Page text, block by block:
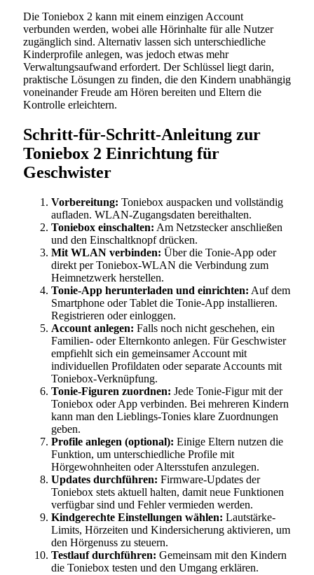
Die Toniebox 2 kann mit einem einzigen Account
verbunden werden, wobei alle Hörinhalte für alle Nutzer
zugänglich sind. Alternativ lassen sich unterschiedliche
Kinderprofile anlegen, was jedoch etwas mehr
Verwaltungsaufwand erfordert. Der Schlüssel liegt darin,
praktische Lösungen zu finden, die den Kindern unabhängig
voneinander Freude am Hören bereiten und Eltern die
Kontrolle erleichtern.
Schritt-für-Schritt-Anleitung zur
Toniebox 2 Einrichtung für
Geschwister
Vorbereitung: Toniebox auspacken und vollständig
aufladen. WLAN-Zugangsdaten bereithalten.
Toniebox einschalten: Am Netzstecker anschließen
und den Einschaltknopf drücken.
Mit WLAN verbinden: Über die Tonie-App oder
direkt per Toniebox-WLAN die Verbindung zum
Heimnetzwerk herstellen.
Tonie-App herunterladen und einrichten: Auf dem
Smartphone oder Tablet die Tonie-App installieren.
Registrieren oder einloggen.
Account anlegen: Falls noch nicht geschehen, ein
Familien- oder Elternkonto anlegen. Für Geschwister
empfiehlt sich ein gemeinsamer Account mit
individuellen Profildaten oder separate Accounts mit
Toniebox-Verknüpfung.
Tonie-Figuren zuordnen: Jede Tonie-Figur mit der
Toniebox oder App verbinden. Bei mehreren Kindern
kann man den Lieblings-Tonies klare Zuordnungen
geben.
Profile anlegen (optional): Einige Eltern nutzen die
Funktion, um unterschiedliche Profile mit
Hörgewohnheiten oder Altersstufen anzulegen.
Updates durchführen: Firmware-Updates der
Toniebox stets aktuell halten, damit neue Funktionen
verfügbar sind und Fehler vermieden werden.
Kindgerechte Einstellungen wählen: Lautstärke-
Limits, Hörzeiten und Kindersicherung aktivieren, um
den Hörgenuss zu steuern.
Testlauf durchführen: Gemeinsam mit den Kindern
die Toniebox testen und den Umgang erklären.